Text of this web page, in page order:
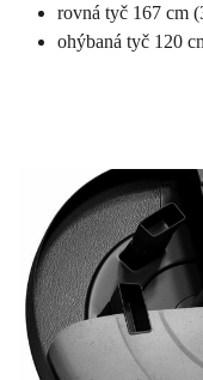
rovná tyč 167 cm
ohýbaná tyč 120